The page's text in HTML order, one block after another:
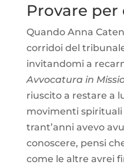
Provare per
Quando Anna
corridoi del
invitandomi a
Avvocatura in
riuscito a restare a
movimenti
trant’anni avevo
conoscere, pensi
come le altre avrei